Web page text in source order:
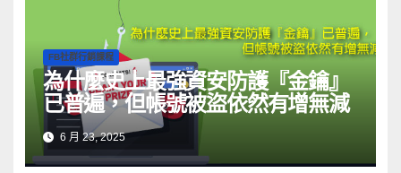
FB社群行銷課程
為什麼史上最強資安防護『金鑰』
已普遍，但帳號被盜依然有增無減
6 月 23, 2025